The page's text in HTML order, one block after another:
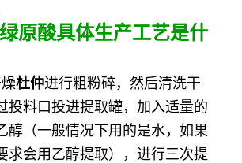
原酸具体生产工艺是什
杜仲进行粗粉碎，然后清洗干
投料口投进提取罐，加入适量的
醇（一般情况下用的是水，如果
求会用乙醇提取），进行三次提